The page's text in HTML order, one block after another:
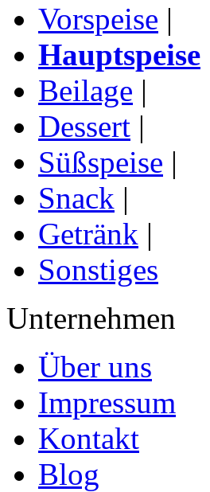
Vorspeise |
Hauptspeise
Beilage |
Dessert |
Süßspeise |
Snack |
Getränk |
Sonstiges
Unternehmen
Über uns
Impressum
Kontakt
Blog